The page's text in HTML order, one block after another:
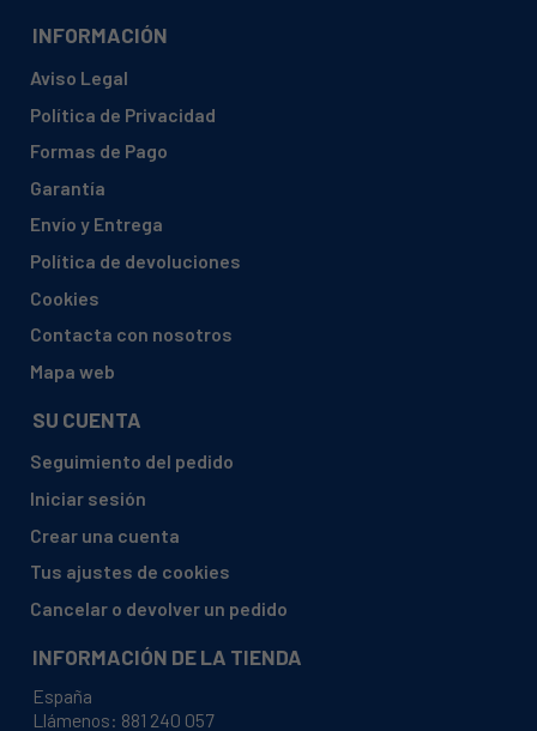
ARDO, A400
ARDO, A410 PL
ARDO, A500
ARDO, A501
ARDO, A510
INFORMACIÓN
Aviso Legal
Política de Privacidad
Formas de Pago
Garantía
Envío y Entrega
Política de devoluciones
Cookies
Contacta con nosotros
Mapa web
SU CUENTA
Seguimiento del pedido
Iniciar sesión
Crear una cuenta
Tus ajustes de cookies
Cancelar o devolver un pedido
INFORMACIÓN DE LA TIENDA
España
Llámenos: 881 240 057